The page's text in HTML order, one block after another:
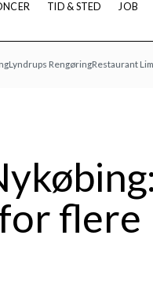
TID & STED JOB
RengøringRestaurant
flere